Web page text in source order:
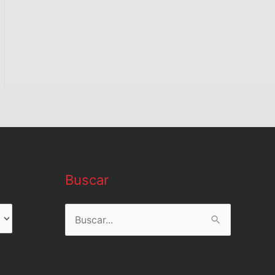
Buscar
Buscar
por: